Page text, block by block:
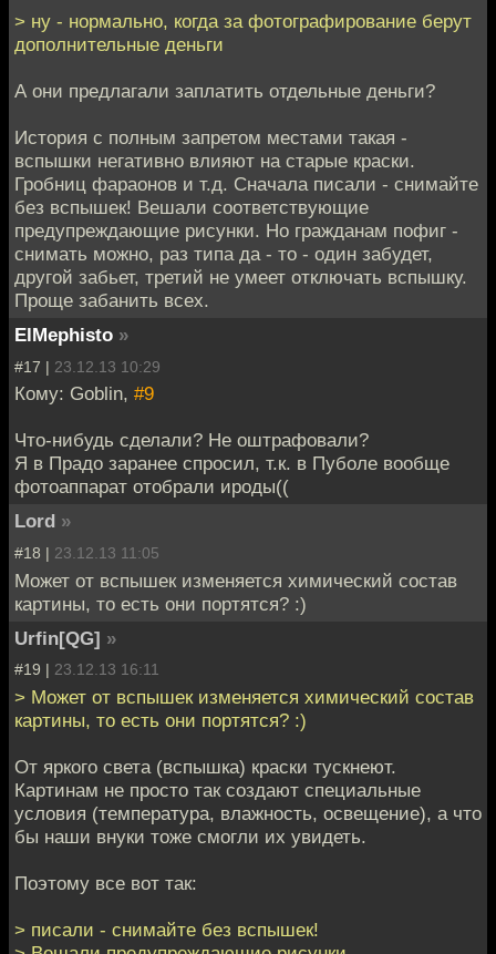
> ну - нормально, когда за фотографирование берут
дополнительные деньги
А они предлагали заплатить отдельные деньги?
История с полным запретом местами такая -
вспышки негативно влияют на старые краски.
Гробниц фараонов и т.д. Сначала писали - снимайте
без вспышек! Вешали соответствующие
предупреждающие рисунки. Но гражданам пофиг -
снимать можно, раз типа да - то - один забудет,
другой забьет, третий не умеет отключать вспышку.
Проще забанить всех.
ElMephisto »
#17 | 23.12.13 10:29
Кому: Goblin, #9
Что-нибудь сделали? Не оштрафовали?
Я в Прадо заранее спросил, т.к. в Пуболе вообще
фотоаппарат отобрали ироды((
Lord »
#18 | 23.12.13 11:05
Может от вспышек изменяется химический состав
картины, то есть они портятся? :)
Urfin[QG] »
#19 | 23.12.13 16:11
> Может от вспышек изменяется химический состав
картины, то есть они портятся? :)
От яркого света (вспышка) краски тускнеют.
Картинам не просто так создают специальные
условия (температура, влажность, освещение), а что
бы наши внуки тоже смогли их увидеть.
Поэтому все вот так:
> писали - снимайте без вспышек!